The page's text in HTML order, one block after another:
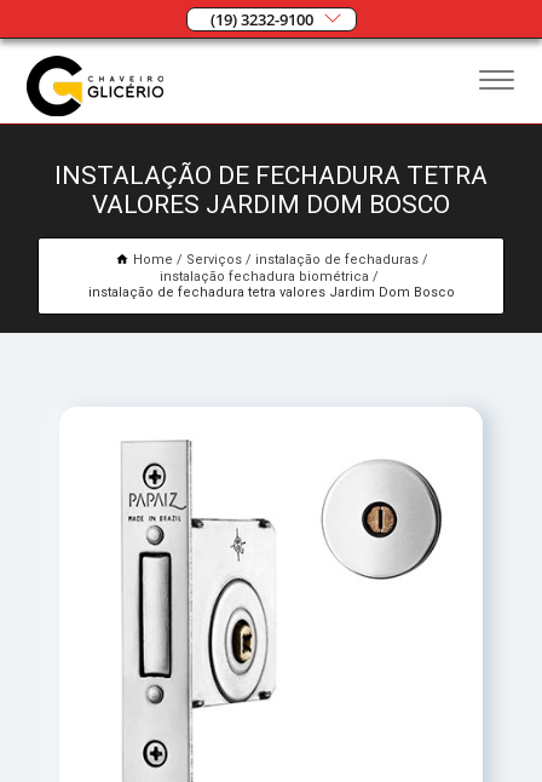
(19) 3232-9100
INSTALAÇÃO DE FECHADURA TETRA
VALORES JARDIM DOM BOSCO
Home Serviços
instalação de fechaduras
instalação fechadura biométrica
instalação de fechadura tetra valores Jardim Dom Bosco